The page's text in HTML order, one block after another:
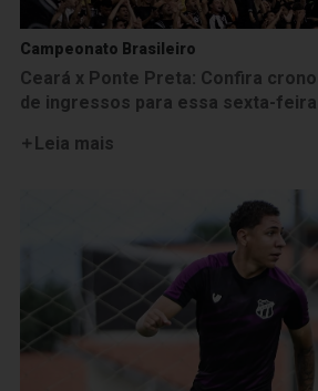
Campeonato Brasileiro
Ceará x Ponte Preta: Confira
de ingressos para essa sexta-feira
Leia mais